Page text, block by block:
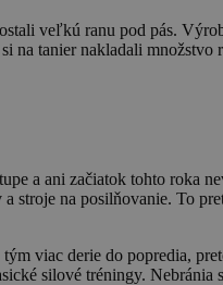
veľkú ranu pod pás.
tanier nakladali množstvo
a ani začiatok tohto roka
stroje na posilňovanie. To
viac derie do popredia,
silové tréningy. Nebránia